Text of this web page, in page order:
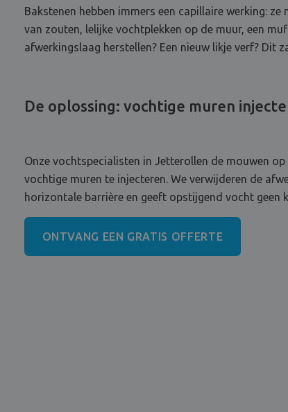
Bakstenen hebben immers een capillaire werking:
van zouten, lelijke vochtplekken op de muur, een
afwerkingslaag herstellen? Een nieuw likje verf? Dit
De oplossing: vochtige muren
Onze vochtspecialisten in Jetterollen de mouwen
vochtige muren te injecteren. We verwijderen de
horizontale barrière en geeft opstijgend vocht geen
ONTVANG EEN GRATIS OFFERTE